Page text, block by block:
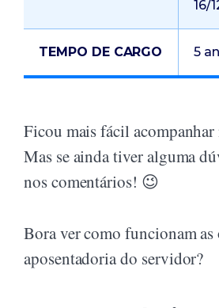
16/
TEMPO DE CARGO 5
Ficou mais fácil acompanhar
Mas se ainda tiver alguma
nos comentários! 😉
Bora ver como funcionam as
aposentadoria do servidor?